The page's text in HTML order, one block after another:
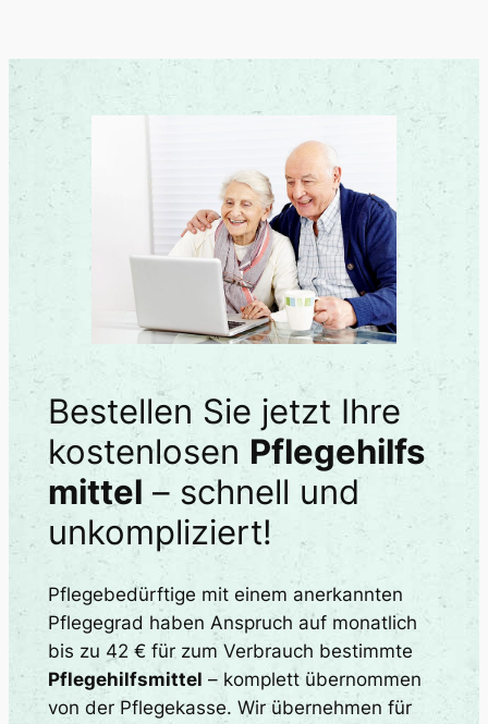
Bestellen Sie jetzt Ihre
kostenlosen Pflegehilfs
mittel – schnell und
unkompliziert!
Pflegebedürftige mit einem anerkannten
Pflegegrad haben Anspruch auf monatlich
bis zu 42 € für zum Verbrauch bestimmte
Pflegehilfsmittel – komplett übernommen
von der Pflegekasse. Wir übernehmen für